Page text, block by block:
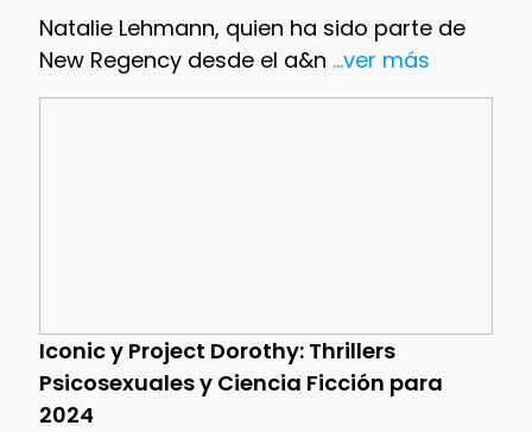
Natalie Lehmann, quien ha sido parte de
New Regency desde el a&n ...ver más
Iconic y Project Dorothy: Thrillers
Psicosexuales y Ciencia Ficción para
2024